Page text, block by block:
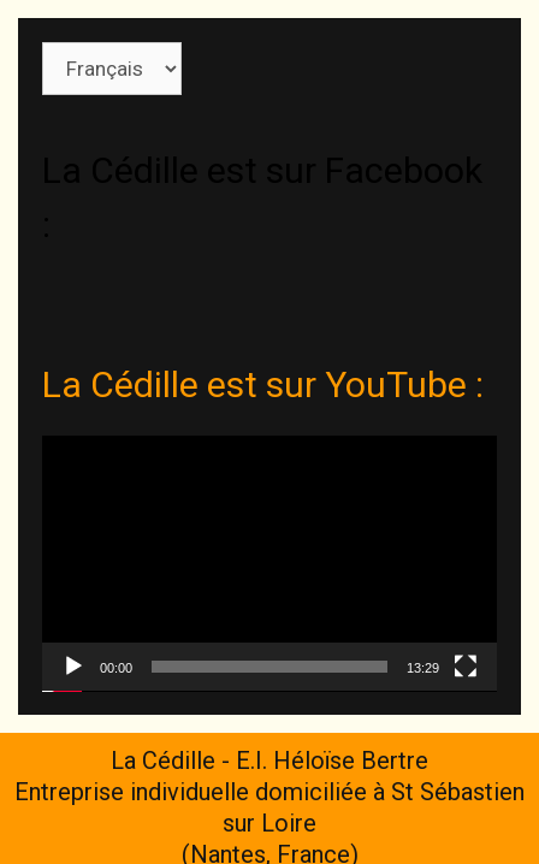
Choisir
une
La Cédille est sur YouTube :
00:00 13:29
La Cédille - E.I. Héloïse Bertre
Entreprise individuelle domiciliée à St Sébastien
sur Loire
(Nantes, France)